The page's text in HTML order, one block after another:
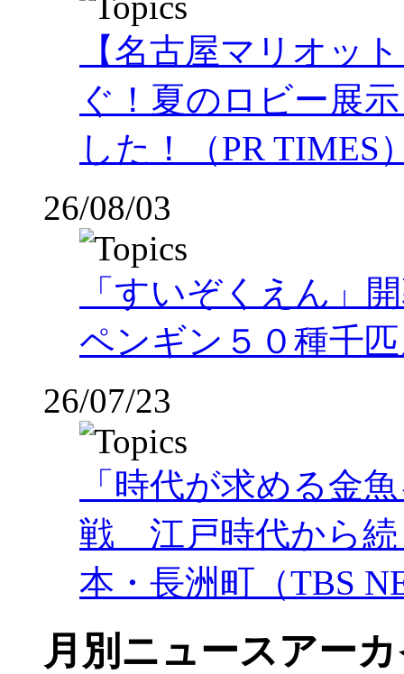
【名古屋マリオッ
ぐ！夏のロビー展
した！（PR TIMES
26/08/03
「すいぞくえん」
ペンギン５０種千
26/07/23
「時代が求める金
戦 江戸時代から
本・長洲町（TBS
月別ニュースアー